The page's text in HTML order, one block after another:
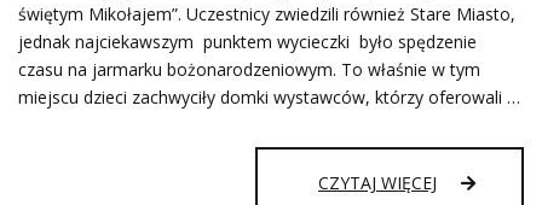
świętym Mikołajem”. Uczestnicy zwiedzili również Stare Miasto,
jednak najciekawszym punktem wycieczki było spędzenie
czasu na jarmarku bożonarodzeniowym. To właśnie w tym
miejscu dzieci zachwyciły domki wystawców, którzy oferowali …
CZYTAJ WIĘCEJ WYCIECZKA